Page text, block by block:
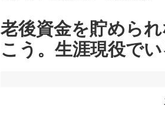
老後資金を貯めら
こう。生涯現役で